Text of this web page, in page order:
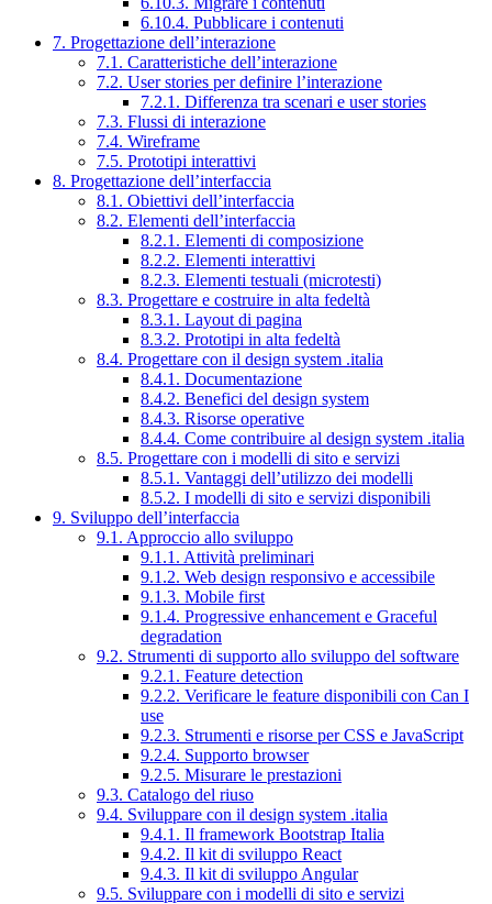
6.10.4. Pubblicare i contenuti
7. Progettazione dell’interazione
7.1. Caratteristiche dell’interazione
7.2. User stories per definire l’interazione
7.2.1. Differenza tra scenari e user stories
7.3. Flussi di interazione
7.4. Wireframe
7.5. Prototipi interattivi
8. Progettazione dell’interfaccia
8.1. Obiettivi dell’interfaccia
8.2. Elementi dell’interfaccia
8.2.1. Elementi di composizione
8.2.2. Elementi interattivi
8.2.3. Elementi testuali (microtesti)
8.3. Progettare e costruire in alta fedeltà
8.3.1. Layout di pagina
8.3.2. Prototipi in alta fedeltà
8.4. Progettare con il design system .italia
8.4.1. Documentazione
8.4.2. Benefici del design system
8.4.3. Risorse operative
8.4.4. Come contribuire al design system .italia
8.5. Progettare con i modelli di sito e servizi
8.5.1. Vantaggi dell’utilizzo dei modelli
8.5.2. I modelli di sito e servizi disponibili
9. Sviluppo dell’interfaccia
9.1. Approccio allo sviluppo
9.1.1. Attività preliminari
9.1.2. Web design responsivo e accessibile
9.1.3. Mobile first
9.1.4. Progressive enhancement e Graceful
degradation
9.2. Strumenti di supporto allo sviluppo del software
9.2.1. Feature detection
9.2.2. Verificare le feature disponibili con Can I
use
9.2.3. Strumenti e risorse per CSS e JavaScript
9.2.4. Supporto browser
9.2.5. Misurare le prestazioni
9.3. Catalogo del riuso
9.4. Sviluppare con il design system .italia
9.4.1. Il framework Bootstrap Italia
9.4.2. Il kit di sviluppo React
9.4.3. Il kit di sviluppo Angular
9.5. Sviluppare con i modelli di sito e servizi